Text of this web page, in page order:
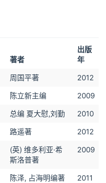
著者
出版
年
周国平著
2012
陈立新主编
2009
总编 夏大慰,刘勤
2010
路遥著
2012
(英) 维多利亚·希
斯洛普著
2009
陈泽, 占海明编著 2011